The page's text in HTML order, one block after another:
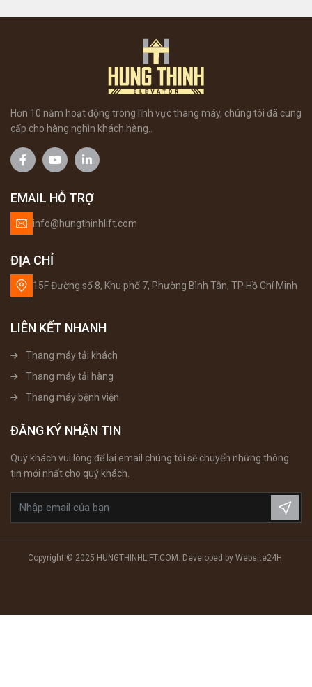
Hơn 10 năm hoạt động trong lĩnh vực thang máy, chúng tôi đã cung
cấp cho hàng nghìn khách hàng..
EMAIL HỖ TRỢ
info@hungthinhlift.com
ĐỊA CHỈ
15F Đường số 8, Khu phố 7, Phường Bình Tân, TP Hồ Chí Minh
LIÊN KẾT NHANH
Thang máy tải khách
Thang máy tải hàng
Thang máy bệnh viện
ĐĂNG KÝ NHẬN TIN
Quý khách vui lòng để lại email chúng tôi sẽ chuyển những thông
tin mới nhất cho quý khách.
Copyright © 2025 HUNGTHINHLIFT.COM. Developed by Website24H .